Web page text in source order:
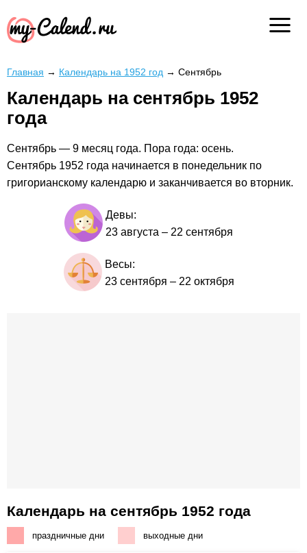
Главная → Календарь на 1952 год → Сентябрь
Календарь на сентябрь 1952
года
Сентябрь — 9 месяц года. Пора года: осень.
Сентябрь 1952 года начинается в понедельник по
григорианскому календарю и заканчивается во вторник.
Девы:
23 августа – 22 сентября
Весы:
23 сентября – 22 октября
Календарь на сентябрь 1952 года
праздничные дни выходные дни